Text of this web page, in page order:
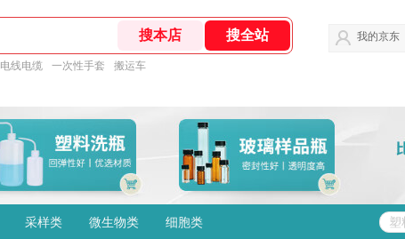
电线电缆 一次性手套 搬运车
我的京东
采样类 微生物类 细胞类